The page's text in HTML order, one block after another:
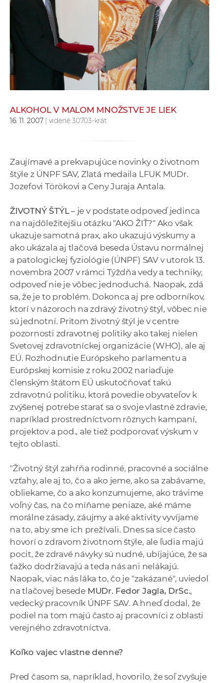
o
v
c
h
r
a
c
o
v
n
í
k
o
h
S
A
ALKOHOL V MALOM MNOŽSTVE JE LIEK
16. 11. 2007| videné 30703-krát
Zaujímavé a prekvapujúce novinky o životnom
štýle z ÚNPF SAV, Zlatá medaila LFUK MUDr.
Jozefovi Törökovi a Ceny Juraja Antala.
ŽIVOTNÝ ŠTÝL– je v podstate odpoveď jedinca
na najdôležitejšiu otázku "AKO ŽIŤ?" Ako však
ukazuje samotná prax, ako ukazujú výskumy a
ako ukázala aj tlačová beseda Ústavu normálnej
a patologickej fyziológie (ÚNPF) SAV v utorok 13.
novembra 2007 v rámci Týždňa vedy a techniky,
odpoveď nie je vôbec jednoduchá. Naopak, zdá
sa, že je to problém. Dokonca aj pre odborníkov,
ktorí v názoroch na zdravý životný štýl, vôbec nie
sú jednotní. Pritom životný štýl je v centre
pozornosti zdravotnej politiky ako takej nielen
Svetovej zdravotníckej organizácie (WHO), ale aj
EÚ. Rozhodnutie Európskeho parlamentu a
Európskej komisie z roku 2002 nariaďuje
členským štátom EÚ uskutočňovať takú
zdravotnú politiku, ktorá povedie obyvateľov k
zvýšenej potrebe starať sa o svoje vlastné zdravie,
napríklad prostredníctvom rôznych kampaní,
projektov a pod., ale tiež podporovať výskum v
tejto oblasti.
"Životný štýl zahŕňa rodinné, pracovné a sociálne
vzťahy, ale aj to, čo a ako jeme, ako sa zabávame,
obliekame, čo a ako konzumujeme, ako trávime
voľný čas, na čo míňame peniaze, aké máme
morálne zásady, záujmy a aké aktivity vyvíjame
na to, aby sme ich prežívali. Dnes sa síce často
hovorí o zdravom životnom štýle, ale ľudia majú
pocit, že zdravé návyky sú nudné, ubíjajúce, že sa
ťažko dodržiavajú a teda nás ani nelákajú.
Naopak, viac nás láka to, čo je "zakázané", uviedol
na tlačovej besede MUDr. Fedor Jagla, DrSc.,
vedecký pracovník ÚNPF SAV. A hneď dodal, že
podiel na tom majú často aj pracovníci z oblasti
verejného zdravotníctva.
Koľko vajec vlastne denne?
Pred časom sa, napríklad, hovorilo, že soľ zvyšuje